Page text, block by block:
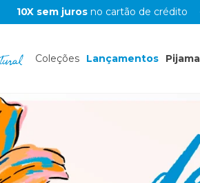
10X sem jurosno cartão de crédito
Coleções Lançamentos